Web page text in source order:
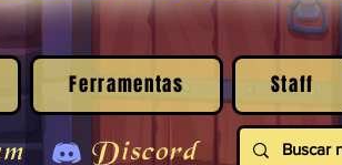
Ferramentas Staff
Discord